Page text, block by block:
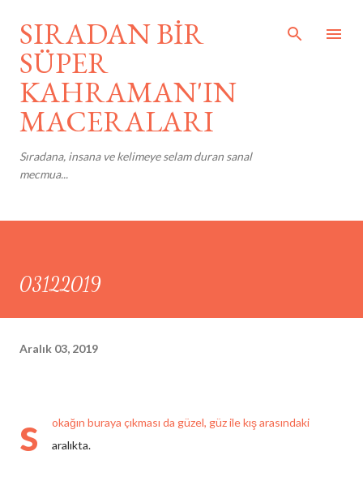
Ana içeriğe atla
SIRADAN BİR
SÜPER
KAHRAMAN'IN
MACERALARI
Sıradana, insana ve kelimeye selam duran sanal
mecmua...
03122019
Aralık 03, 2019
s
okağın buraya çıkması da güzel, güz ile kış arasındaki
aralıkta.